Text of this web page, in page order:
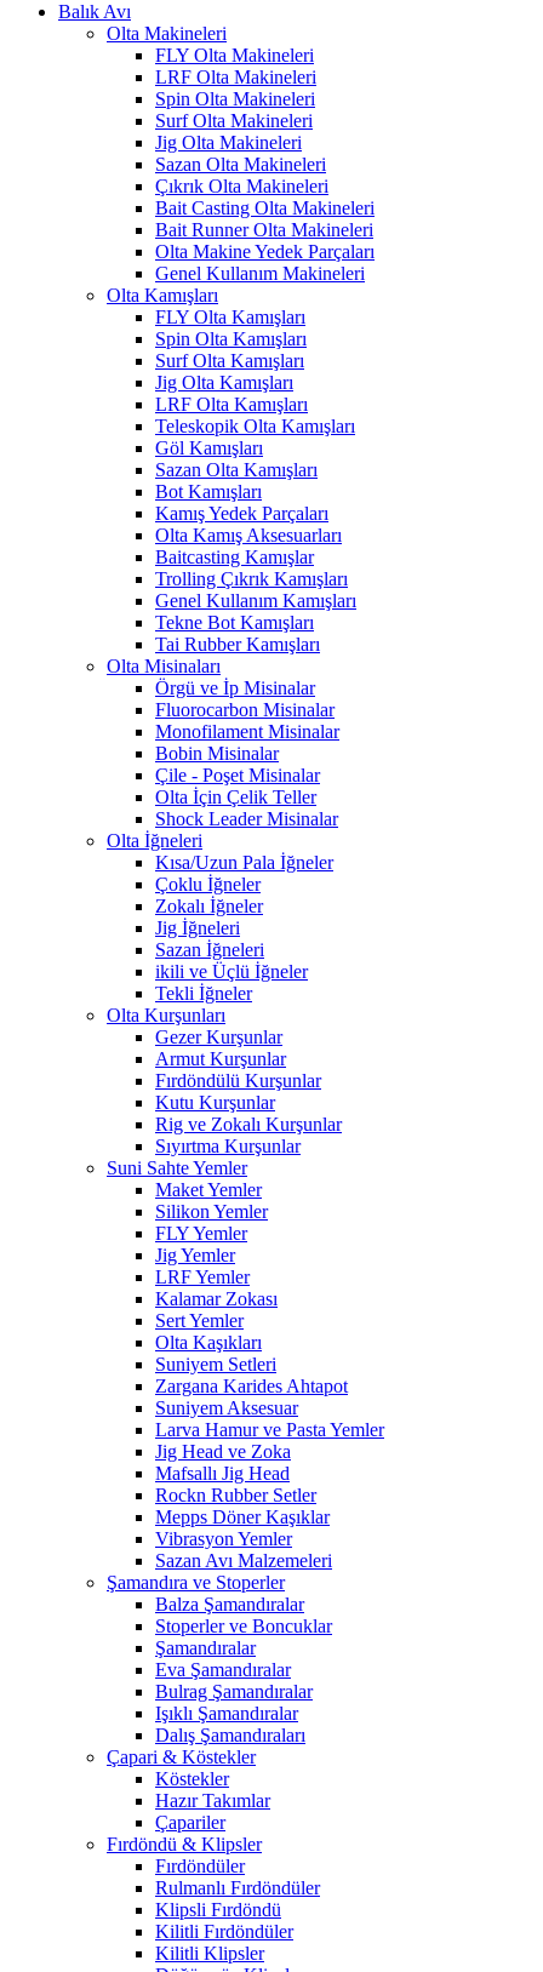
Balık Avı
Olta Makineleri
FLY Olta Makineleri
LRF Olta Makineleri
Spin Olta Makineleri
Surf Olta Makineleri
Jig Olta Makineleri
Sazan Olta Makineleri
Çıkrık Olta Makineleri
Bait Casting Olta Makineleri
Bait Runner Olta Makineleri
Olta Makine Yedek Parçaları
Genel Kullanım Makineleri
Olta Kamışları
FLY Olta Kamışları
Spin Olta Kamışları
Surf Olta Kamışları
Jig Olta Kamışları
LRF Olta Kamışları
Teleskopik Olta Kamışları
Göl Kamışları
Sazan Olta Kamışları
Bot Kamışları
Kamış Yedek Parçaları
Olta Kamış Aksesuarları
Baitcasting Kamışlar
Trolling Çıkrık Kamışları
Genel Kullanım Kamışları
Tekne Bot Kamışları
Tai Rubber Kamışları
Olta Misinaları
Örgü ve İp Misinalar
Fluorocarbon Misinalar
Monofilament Misinalar
Bobin Misinalar
Çile - Poşet Misinalar
Olta İçin Çelik Teller
Shock Leader Misinalar
Olta İğneleri
Kısa/Uzun Pala İğneler
Çoklu İğneler
Zokalı İğneler
Jig İğneleri
Sazan İğneleri
ikili ve Üçlü İğneler
Tekli İğneler
Olta Kurşunları
Gezer Kurşunlar
Armut Kurşunlar
Fırdöndülü Kurşunlar
Kutu Kurşunlar
Rig ve Zokalı Kurşunlar
Sıyırtma Kurşunlar
Suni Sahte Yemler
Maket Yemler
Silikon Yemler
FLY Yemler
Jig Yemler
LRF Yemler
Kalamar Zokası
Sert Yemler
Olta Kaşıkları
Suniyem Setleri
Zargana Karides Ahtapot
Suniyem Aksesuar
Larva Hamur ve Pasta Yemler
Jig Head ve Zoka
Mafsallı Jig Head
Rockn Rubber Setler
Mepps Döner Kaşıklar
Vibrasyon Yemler
Sazan Avı Malzemeleri
Şamandıra ve Stoperler
Balza Şamandıralar
Stoperler ve Boncuklar
Şamandıralar
Eva Şamandıralar
Bulrag Şamandıralar
Işıklı Şamandıralar
Dalış Şamandıraları
Çapari & Köstekler
Köstekler
Hazır Takımlar
Çapariler
Fırdöndü & Klipsler
Fırdöndüler
Rulmanlı Fırdöndüler
Klipsli Fırdöndü
Kilitli Fırdöndüler
Kilitli Klipsler